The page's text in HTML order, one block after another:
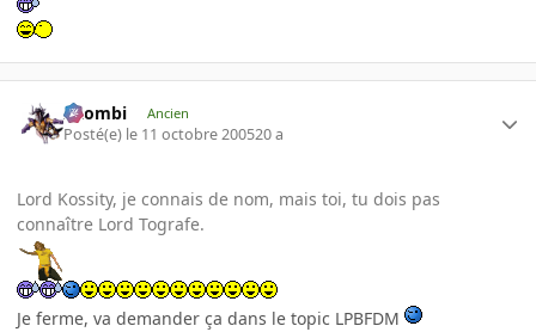
XZombi Ancien
Posté(e) le 11 octobre 200520 a
Lord Kossity, je connais de nom, mais toi, tu dois pas
connaître Lord Tografe.
Je ferme, va demander ça dans le topic LPBFDM